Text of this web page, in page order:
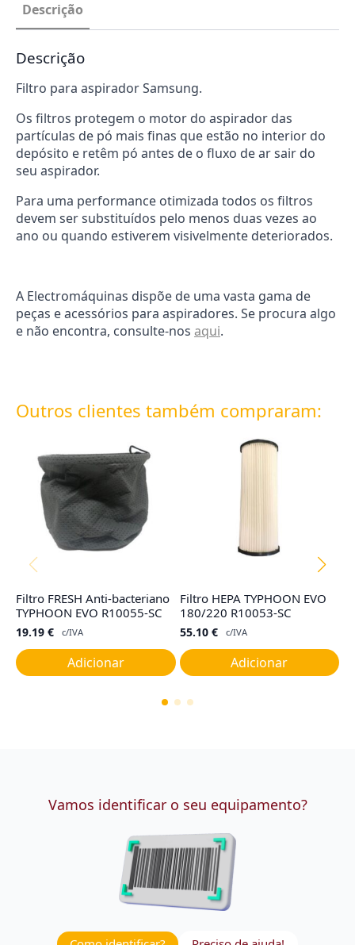
Descrição
Descrição
Filtro para aspirador Samsung.
Os filtros protegem o motor do aspirador das
partículas de pó mais finas que estão no interior do
depósito e retêm pó antes de o fluxo de ar sair do
seu aspirador.
Para uma performance otimizada todos os filtros
devem ser substituídos pelo menos duas vezes ao
ano ou quando estiverem visivelmente deteriorados.
A Electromáquinas dispõe de uma vasta gama de
peças e acessórios para aspiradores. Se procura algo
e não encontra, consulte-nos aqui.
Outros clientes também compraram:
Filtro FRESH Anti-bacteriano
TYPHOON EVO R10055-SC
19.19 € c/IVA
Adicionar
Filtro HEPA TYPHOON EVO
180/220 R10053-SC
55.10 € c/IVA
Adicionar
Vamos identificar o seu equipamento?